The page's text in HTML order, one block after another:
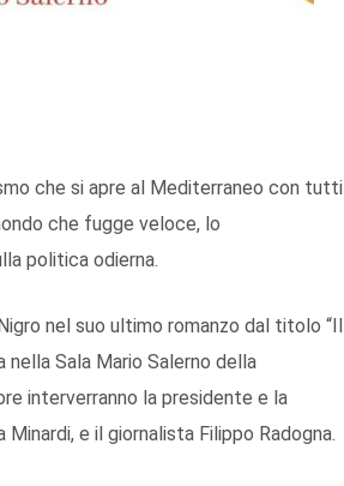
che si apre al Mediterraneo con tutti
che fugge veloce, lo
politica odierna.
nel suo ultimo romanzo dal titolo “Il
nella Sala Mario Salerno della
interverranno la presidente e la
e il giornalista Filippo Radogna.